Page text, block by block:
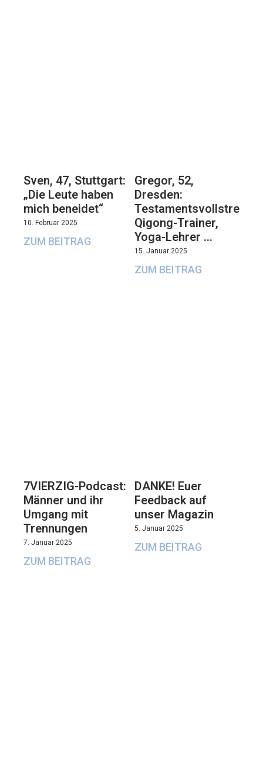
Sven, 47, Stuttgart:
„Die Leute haben
mich beneidet“
10. Februar 2025
ZUM BEITRAG
Gregor, 52,
Dresden:
Qigong-Trainer,
Yoga-Lehrer …
15. Januar 2025
ZUM BEITRAG
7VIERZIG-Podcast:
Männer und ihr
Umgang mit
Trennungen
7. Januar 2025
ZUM BEITRAG
DANKE! Euer
Feedback auf
unser Magazin
5. Januar 2025
ZUM BEITRAG